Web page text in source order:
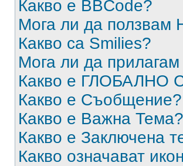
Какво е BBCode?
Мога ли да ползвам
Какво са Smilies?
Мога ли да
Какво е
Какво е Съобщение?
Какво е Важна Тема?
Какво е Заключена
Какво означават